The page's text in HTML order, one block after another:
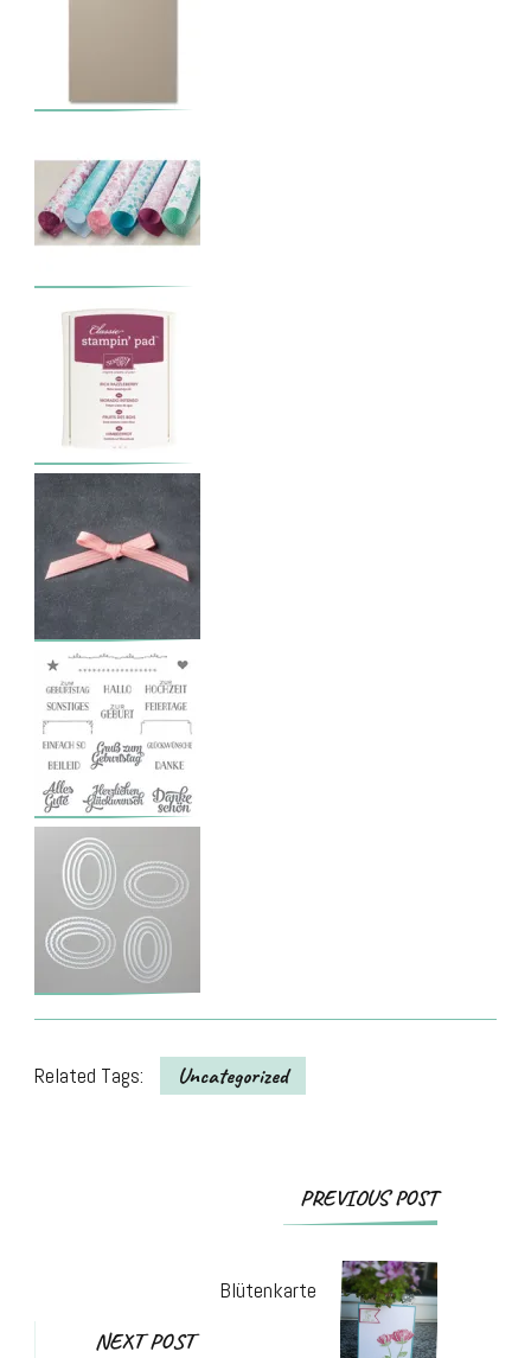
Related Tags: Uncategorized
PostPREVIOUS POST
Blütenkarte
NEXT POST